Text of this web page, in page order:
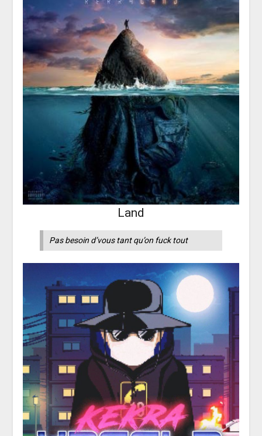
Land
Pas besoin d’vous tant qu’on fuck tout